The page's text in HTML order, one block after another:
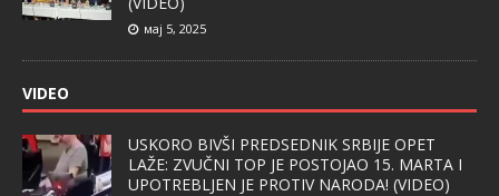
мај 5, 2025
VIDEO
USKORO BIVŠI PREDSEDNIK SRBIJE OPET
LAŽE: ZVUČNI TOP JE POSTOJAO 15. MARTA I
UPOTREBLJEN JE PROTIV NARODA! (VIDEO)